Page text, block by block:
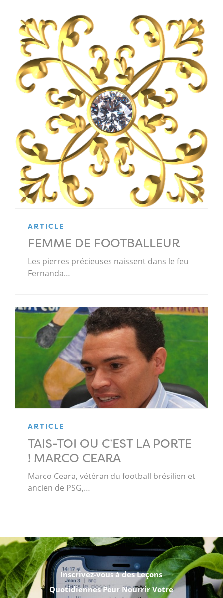
ARTICLE
FEMME DE FOOTBALLEUR
Les pierres précieuses naissent dans le feu
Fernanda…
ARTICLE
TAIS-TOI OU C’EST LA PORTE
! MARCO CEARA
Marco Ceara, vétéran du football brésilien et
ancien de PSG,…
Inscrivez-vous à des Leçons
Quotidiennes Pour Nourrir Votre